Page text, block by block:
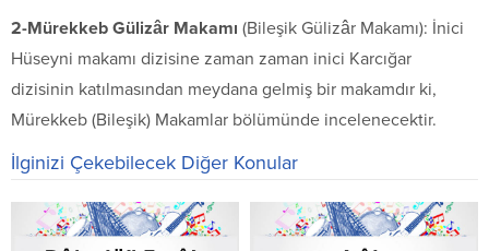
2-Mürekkeb Gülizâr Makamı (Bileşik Gülizâr Makamı): İnici
Hüseyni makamı dizisine zaman zaman inici Karcığar
dizisinin katılmasından meydana gelmiş bir makamdır ki,
Mürekkeb (Bileşik) Makamlar bölümünde incelenecektir.
İlginizi Çekebilecek Diğer Konular